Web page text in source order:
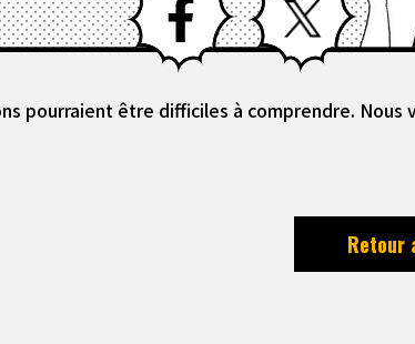
pourraient être difficiles à comprendre. Nous
Retour